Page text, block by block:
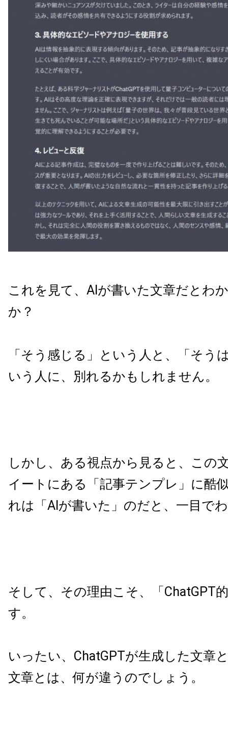
これを見て、AIが書いた文章だとわ
か？
「そう感じる」という人と、「そう
いう人に、別れるかもしれません。
しかし、ある視点から見ると、この
イートにある「記事テンプレ」に酷
れは「AIが書いた」のだと、一目で
そして、その理由こそ、「ChatGPT
す。
いったい、ChatGPTが生成した文章
文章とは、何が違うのでしょう。